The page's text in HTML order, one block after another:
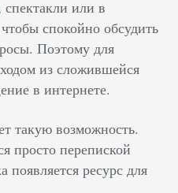
или в
спокойно обсудить
Поэтому для
из сложившейся
в интернете.
такую возможность.
просто перепиской
ресурс для